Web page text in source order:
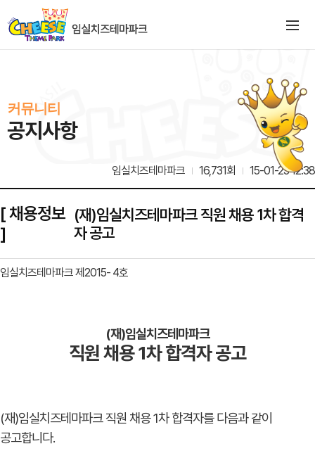
커뮤니티
공지사항
임실치즈테마파크 16,731회 15-01-23 12:38
[ 채용정보
]
(재)임실치즈테마파크 직원 채용 1차 합격
자 공고
임실치즈테마파크 제2015- 4호
(재)임실치즈테마파크
직원 채용 1차 합격자 공고
(재)임실치즈테마파크 직원 채용 1차 합격자를 다음과 같이
공고합니다.